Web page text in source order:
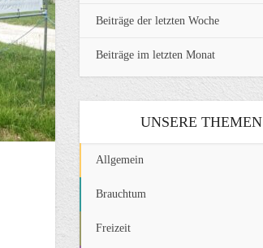
Beiträge der letzten Woche
Beiträge im letzten Monat
UNSERE THEMEN
Allgemein
Brauchtum
Freizeit